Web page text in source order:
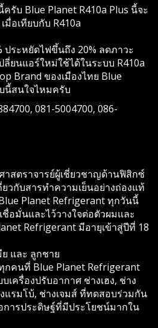
รับ Blue Planet R410a Plus นี้จะ
มื่อเทียบกับ R410a
ประหยัดไฟขึ้นถึง 20% ลดภาวะ
ลี่ยนแอร์ใหม่ใช้ได้ในระบบ R410a
Brand ของเมืองไทย Blue
นี้สนใจไหมครับ
081-5004700, 086-
าสตราจารย์ผู้เชี่ยวชาญด้านฟิสิกซ์
วกับสารทำความเย็นอย่างถ่องแท้
Planet Refrigerant ทุกวันนี้
อมั่นและไว้วางใจต่อตัวผมและ
Refrigerant มีอายุเข้าสู่ปีที่ 18
ย และ ลูกชาย
กคนที่ Blue Planet Refrigerant
ครื่องปรับอากาศ ช่างเฮง, ช่าง
แรมโบ้, ช่างเจมส์ ที่ทดสอบร่วมกัน
การประดิษฐ์ที่มีประโยชน์มากใน